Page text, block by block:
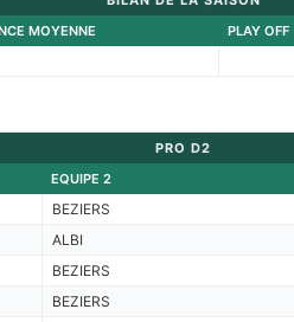
MOYENNE PLAY OFF
PRO D2
EQUIPE 2
BEZIERS
ALBI
BEZIERS
BEZIERS